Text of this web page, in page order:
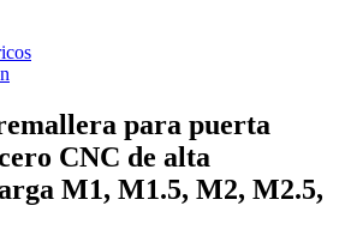
para puerta
CNC de alta
M1, M1.5, M2, M2.5,